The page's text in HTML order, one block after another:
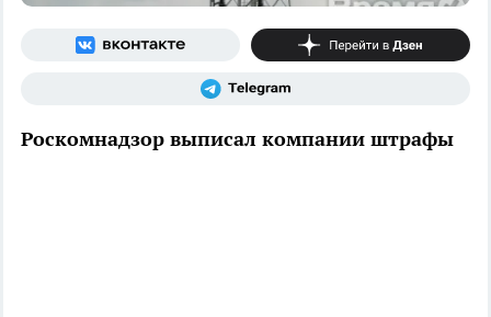
Роскомнадзор выписал компании штрафы